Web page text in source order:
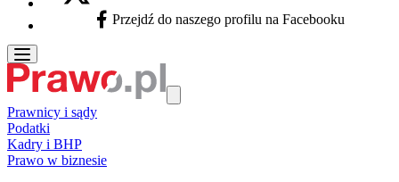
Facebook - otwiera się w nowej karcie
Przejdź do naszego profilu na Facebooku
Prawnicy i sądy
Podatki
Kadry i BHP
Prawo w biznesie